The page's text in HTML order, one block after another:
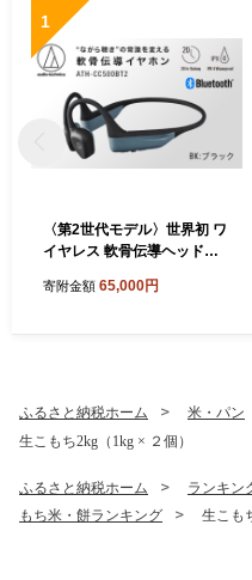
1
〈第2世代モデル〉世界初 ワ
イヤレス 軟骨伝導ヘッドホ
ク） オーディオテクニカ
寄附金額 65,000円
ふるさと納税ホーム 米・パン
生こもち2kg（1kg × ２個）
ふるさと納税ホーム ランキン
もち米・餅ランキング
生こも